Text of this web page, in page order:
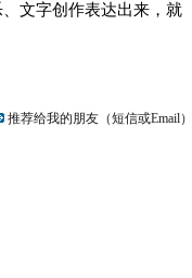
文字创作表达出来，就
推荐给我的朋友（短信或Email）